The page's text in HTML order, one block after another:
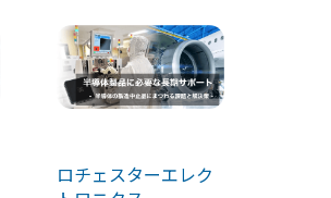
ロチェスターエレク